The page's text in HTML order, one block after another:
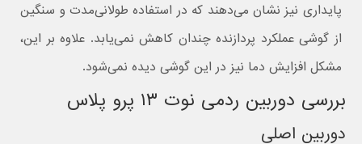
پایداری نیز نشان می‌دهند که در استفاده طولانی‌مدت و سنگین
از گوشی عملکرد پردازنده چندان کاهش نمی‌یابد. علاوه بر این،
مشکل افزایش دما نیز در این گوشی دیده نمی‌شود.
بررسی دوربین ردمی نوت ۱۳ پرو پلاس
دوربین اصلی